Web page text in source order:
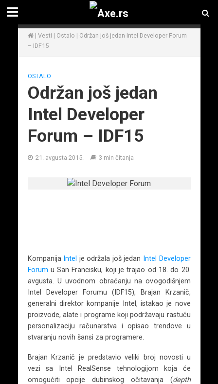
| Vesti | Ostalo | Održan još jedan Intel Developer Forum
– IDF15
OSTALO
Održan još jedan
Intel Developer
Forum – IDF15
21. avgusta 2015. 3 min čitanja
Kompanija Intel je održala još jedan
Intel Developer
Forum u San Francisku, koji je trajao od 18. do 20.
avgusta. U uvodnom obraćanju na ovogodišnjem
Intel Developer Forumu (IDF15), Brajan Krzanič,
generalni direktor kompanije Intel, istakao je nove
proizvode, alate i programe koji podržavaju rastuću
personalizaciju računarstva i opisao trendove u
stvaranju novih šansi za programere.
Brajan Krzanič je predstavio veliki broj novosti u
vezi sa Intel RealSense tehnologijom koja će
omogućiti opcije dubinskog očitavanja (depth